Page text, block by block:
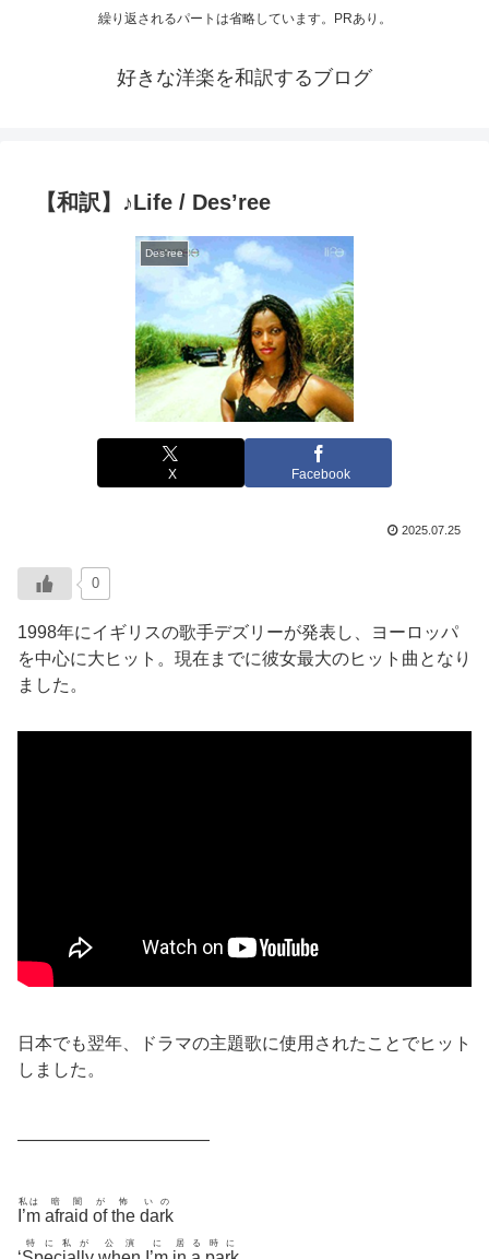
繰り返されるパートは省略しています。PRあり。
好きな洋楽を和訳するブログ
【和訳】♪Life / Des’ree
Des'ree
X Facebook
2025.07.25
0
1998年にイギリスの歌手デズリーが発表し、ヨーロッパ
を中心に大ヒット。現在までに彼女最大のヒット曲となり
ました。
日本でも翌年、ドラマの主題歌に使用されたことでヒット
しました。
———————————
I’m
私は
afraid
暗闇
of
が
the
怖
dark
いの
特に私が 公演 に 居 る 時に